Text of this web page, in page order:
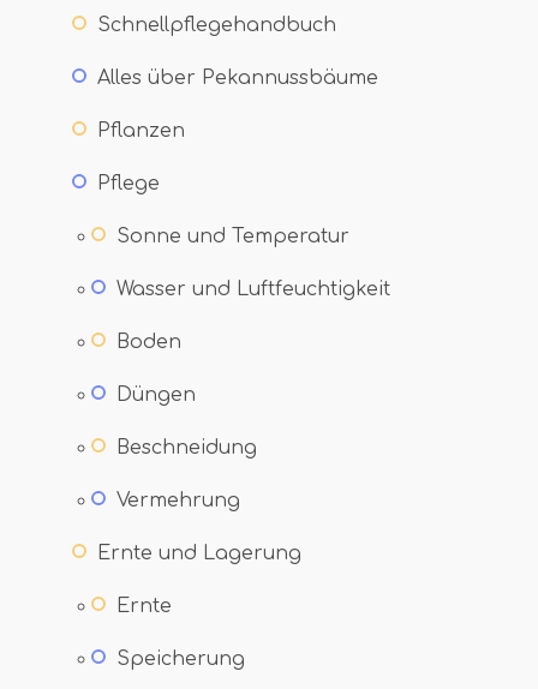
Schnellpflegehandbuch
Alles über Pekannussbäume
Pflanzen
Pflege
Sonne und Temperatur
Wasser und Luftfeuchtigkeit
Boden
Düngen
Beschneidung
Vermehrung
Ernte und Lagerung
Ernte
Speicherung